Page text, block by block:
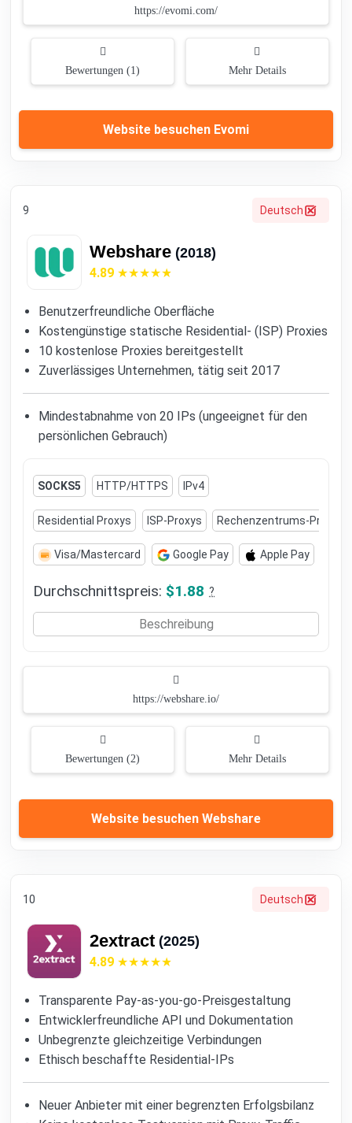
https://evomi.com/
Bewertungen (1) Mehr Details
Website besuchen Evomi
9 Deutsch
Webshare (2018)
4.89
Benutzerfreundliche Oberfläche
Kostengünstige statische Residential- (ISP) Proxies
10 kostenlose Proxies bereitgestellt
Zuverlässiges Unternehmen, tätig seit 2017
Mindestabnahme von 20 IPs (ungeeignet für den
persönlichen Gebrauch)
SOCKS5 HTTP/HTTPS IPv4
Residential Proxys ISP-Proxys Rechenzentrums-Proxys
Visa/Mastercard Google Pay Apple Pay
Durchschnittspreis: $1.88 ?
Beschreibung
https://webshare.io/
Bewertungen (2) Mehr Details
Website besuchen Webshare
10 Deutsch
2extract (2025)
4.89
Transparente Pay-as-you-go-Preisgestaltung
Entwicklerfreundliche API und Dokumentation
Unbegrenzte gleichzeitige Verbindungen
Ethisch beschaffte Residential-IPs
Neuer Anbieter mit einer begrenzten Erfolgsbilanz